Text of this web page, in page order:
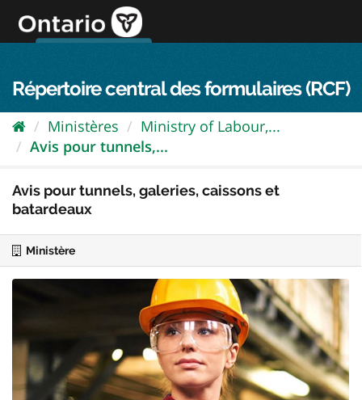
directement
au
Répertoire central des formulaires (RCF)
Ministères
Ministry of Labour,...
Avis pour tunnels,...
Avis pour tunnels, galeries, caissons et
batardeaux
Ministère